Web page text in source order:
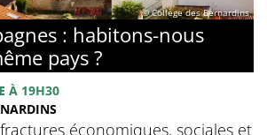
© Collège des Bernardins
: habitons-nous
pays ?
À 19H30
économiques, sociales et